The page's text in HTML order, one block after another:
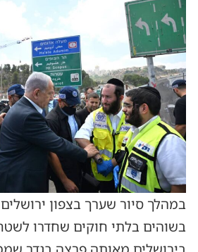
במהלך סיור שערך בצפון
בשוהים בלתי חוקים שחדרו